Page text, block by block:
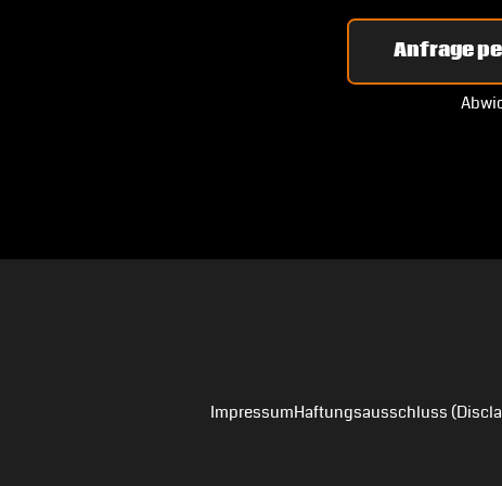
Anfrage
ImpressumHaftungsausschluss